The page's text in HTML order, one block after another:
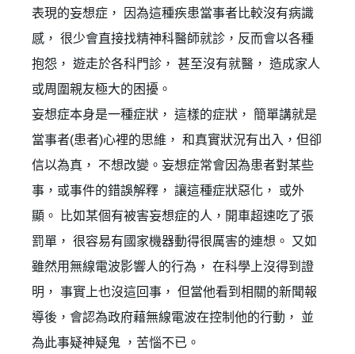
表現的妄想症， 因為這種疾患當事者比較沒有病識
感， 很少會直接找精神科醫師就診，反而會以各種
抱怨， 遊走於各科門診， 甚至沒有就醫， 造成家人
或周圍親友極大的困擾。
妄想症本身是一種症狀， 這樣的症狀， 簡單講就是
當事者(患者)心裡的思維， 和真實狀況有出入，但卻
信以為真， 不想改變。妄想症常會因為患者對某些
事，或事件的錯誤解釋， 讓這種症狀惡化， 或外
顯。 比如某個有被害妄想症的人，開車超速吃了張
罰單， 很容易有國家機器動得很厲害的連想。 又如
雖然用無線電波影響人的行為， 在科學上沒得到證
明， 事實上也沒這回事， 但當他看到相關的新聞報
導後，會認為政府藉無線電波在控制他的行動， 並
為此事疑神疑鬼 ，苦惱不已。